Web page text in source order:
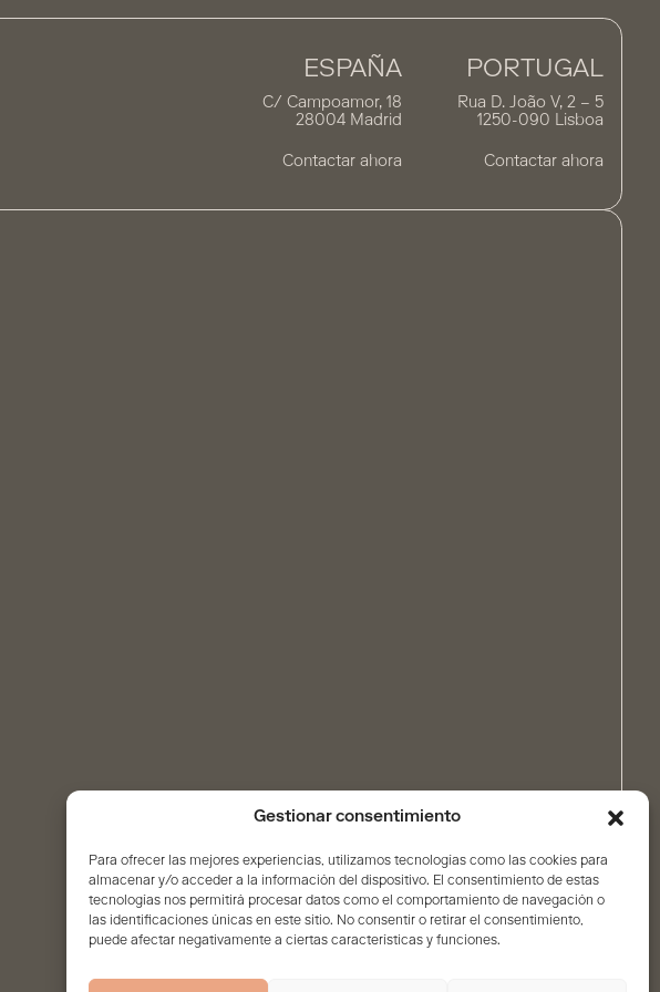
Gestionar consentimiento
Para ofrecer las mejores experiencias, utilizamos tecnologías como las cookies para
almacenar y/o acceder a la información del dispositivo. El consentimiento de estas
tecnologías nos permitirá procesar datos como el comportamiento de navegación o
las identificaciones únicas en este sitio. No consentir o retirar el consentimiento,
puede afectar negativamente a ciertas características y funciones.
ESPAÑA
C/ Campoamor, 18
28004 Madrid
Contactar ahora
PORTUGAL
Rua D. João V, 2 – 5
1250-090 Lisboa
Contactar ahora